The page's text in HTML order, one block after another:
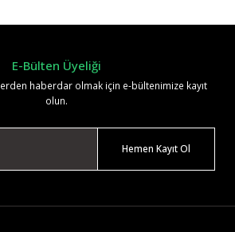
E-Bülten Üyeliği
haberdar olmak için e-bültenimize kayıt
olun.
Hemen Kayıt Ol